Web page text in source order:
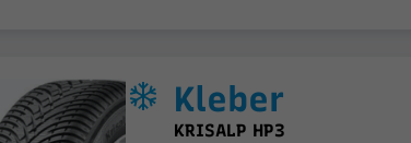
Kleber
KRISALP HP3